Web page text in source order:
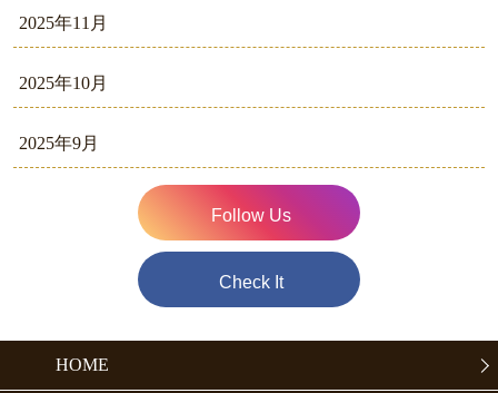
2025年11月
2025年10月
2025年9月
Follow Us
Check It
HOME